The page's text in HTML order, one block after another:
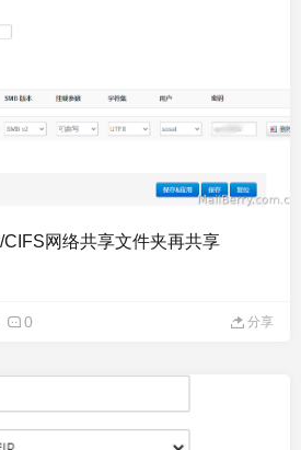
网络共享文件夹再共享
0 分享